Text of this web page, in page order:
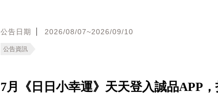
公告日期 2026/08/07~2026/09/10
公告資訊
7月《日日小幸運》天天登入誠品APP，